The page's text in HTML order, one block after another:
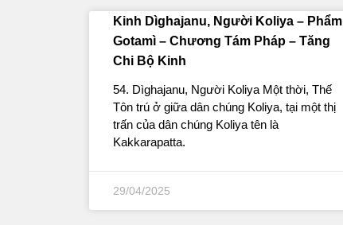
Kinh Dìghajanu, Người Koliya – Phẩm
Gotamì – Chương Tám Pháp – Tăng
Chi Bộ Kinh
54. Dìghajanu, Người Koliya Một thời, Thế
Tôn trú ở giữa dân chúng Koliya, tại một thị
trấn của dân chúng Koliya tên là
Kakkarapatta.
29/04/2025